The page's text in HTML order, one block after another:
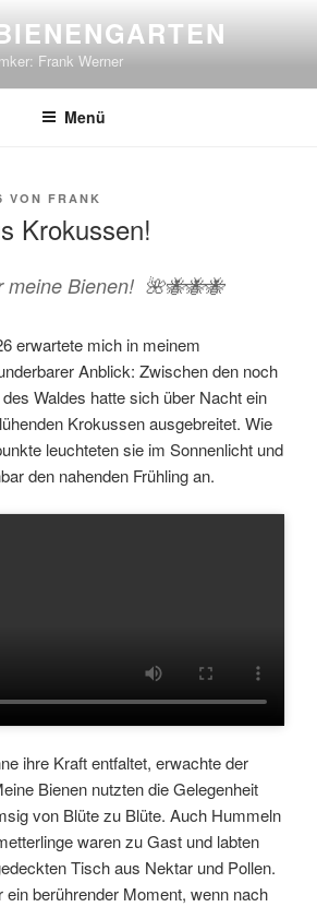
Frank Werner
Menü
VON FRANK
Krokussen!
meine Bienen! 🌺🐝🐝🐝
erwartete mich in meinem
Anblick: Zwischen den noch
Waldes hatte sich über Nacht ein
Krokussen ausgebreitet. Wie
leuchteten sie im Sonnenlicht und
den nahenden Frühling an.
ihre Kraft entfaltet, erwachte der
Bienen nutzten die Gelegenheit
von Blüte zu Blüte. Auch Hummeln
waren zu Gast und labten
Tisch aus Nektar und Pollen.
berührender Moment, wenn nach